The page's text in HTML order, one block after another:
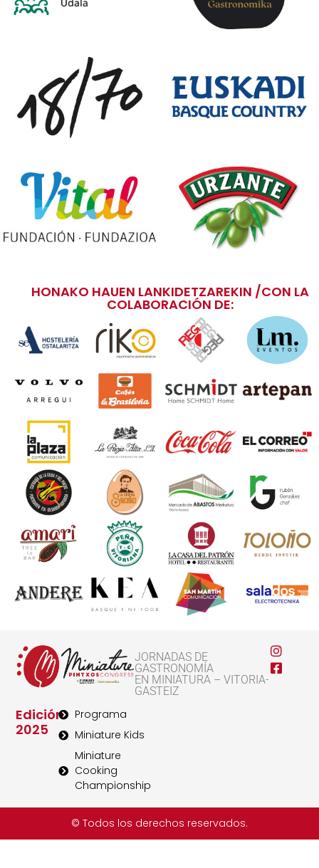
HONAKO HAUEN LANKIDETZAREKIN /CON LA
COLABORACIÓN DE:
JORNADAS DE
GASTRONOMÍA
EN MINIATURA – VITORIA-
GASTEIZ
Edición
2025
Programa
Miniature Kids
Miniature
Cooking
Championship
© Todos los derechos reservados.